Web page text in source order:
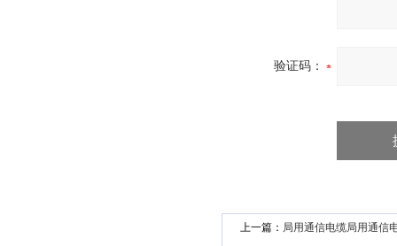
验证码：
上一篇： 局用通信电缆局用通信